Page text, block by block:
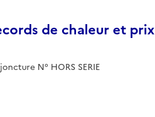
de chaleur et prix
N° HORS SERIE